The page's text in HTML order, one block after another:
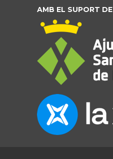
AMB EL SUPORT DE